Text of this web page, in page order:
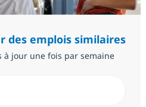
des emplois similaires
à jour une fois par semaine